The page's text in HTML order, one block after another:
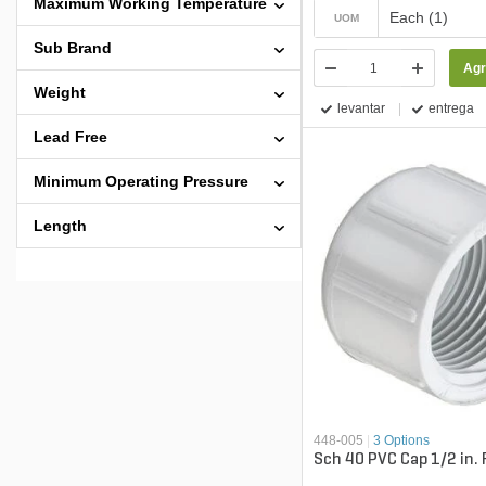
Sub Brand
Weight
Lead Free
Minimum Operating Pressure
Length
UOM Each (1)
levantar entrega
448-005 | 3 Options
Sch 40 PVC Cap 1/2 in.